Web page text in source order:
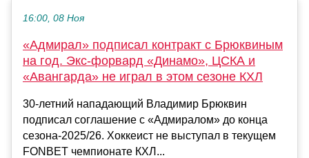
16:00, 08 Ноя
«Адмирал» подписал контракт с Брюквиным
на год. Экс-форвард «Динамо», ЦСКА и
«Авангарда» не играл в этом сезоне КХЛ
30-летний нападающий Владимир Брюквин
подписал соглашение с «Адмиралом» до конца
сезона-2025/26. Хоккеист не выступал в текущем
FONBET чемпионате КХЛ...